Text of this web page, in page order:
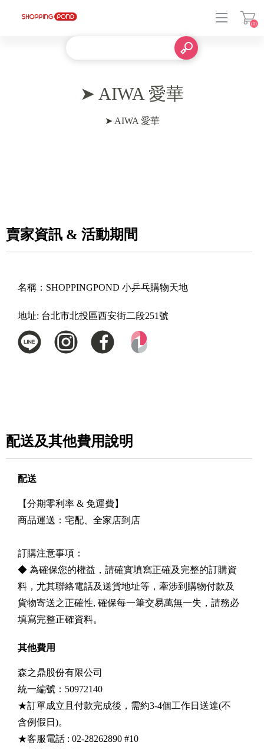
(0)
➤ AIWA 愛華
➤ AIWA 愛華
賣家資訊 & 活動期間
名稱： SHOPPINGPOND 小乒乓購物天地
地址: 台北市北投區西安街二段251號
配送及其他費用說明
配送
【分期零利率 & 免運費】
商品運送：宅配、全家店到店
訂購注意事項：
◆ 為確保您的權益，請確實填寫正確及完整的訂購資
料，尤其聯絡電話及送貨地址等，牽涉到購物付款及
貨物寄送之正確性, 確保每一筆交易萬無一失，請務必
填寫完整正確資料。
其他費用
森之鼎股份有限公司
統一編號：50972140
★訂單成立且付款完成後，需約3-4個工作日送達(不
含例假日)。
★客服電話 : 02-28262890 #10